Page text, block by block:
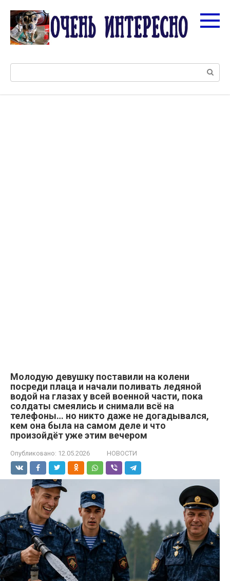
контенту
Молодую девушку поставили на колени
посреди плаца и начали поливать ледяной
водой на глазах у всей военной части, пока
солдаты смеялись и снимали всё на
телефоны… но никто даже не догадывался,
кем она была на самом деле и что
произойдёт уже этим вечером
Опубликовано: 12.05.2026 НОВОСТИ